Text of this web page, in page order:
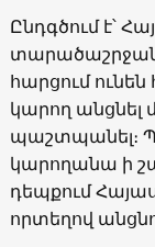
Ընդգծում է՝
հարցում
կարող անցնել
պաշտպանել։
կարողանա ի
դեպքում
որտեղով